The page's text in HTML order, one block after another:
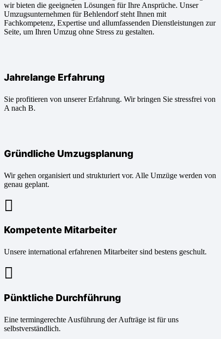
wir bieten die geeigneten Lösungen für Ihre Ansprüche. Unser
Umzugsunternehmen für Behlendorf steht Ihnen mit
Fachkompetenz, Expertise und allumfassenden Dienstleistungen zur
Seite, um Ihren Umzug ohne Stress zu gestalten.
Jahrelange Erfahrung
Sie profitieren von unserer Erfahrung. Wir bringen Sie stressfrei von
A nach B.
Gründliche Umzugsplanung
Wir gehen organisiert und strukturiert vor. Alle Umzüge werden von
genau geplant.
Kompetente Mitarbeiter
Unsere international erfahrenen Mitarbeiter sind bestens geschult.
Pünktliche Durchführung
Eine termingerechte Ausführung der Aufträge ist für uns
selbstverständlich.